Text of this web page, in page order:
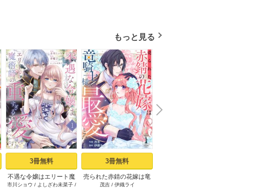
もっと見る
3冊無料
不遇な令嬢はエリート魔
術師の重すぎる愛に気が
市川ショウ / よしざわ未菜子/
3冊無料
売られた赤錆の花嫁は竜
騎士様の最愛となる 1巻
茂吉/ 伊織ライ
N
e
x
t